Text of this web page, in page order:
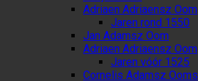
Adriaen Adriaensz Oom
Jaren rond 1550
Jan Adamsz Oom
Adriaen Adriaensz Oom
Jaren vóór 1525
Cornelis Adamsz Ooms